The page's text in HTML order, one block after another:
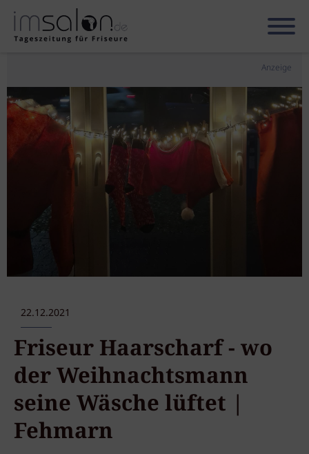
Anzeige
22.12.2021
Friseur Haarscharf - wo
der Weihnachtsmann
seine Wäsche lüftet |
Fehmarn